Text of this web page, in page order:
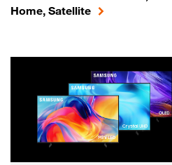
Home, Satellite